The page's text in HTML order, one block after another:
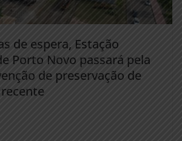
de espera, Estação
Porto Novo passará pela
de preservação de